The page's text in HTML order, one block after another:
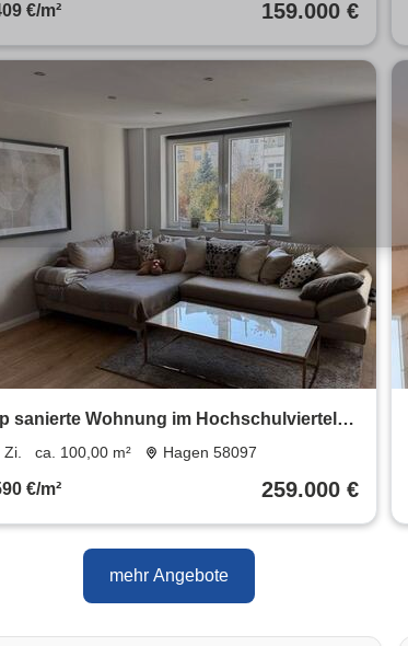
€/m² 159.000 €
sanierte Wohnung im Hochschulviertel
ca. 100,00 m² Hagen 58097
€/m² 259.000 €
mehr Angebote